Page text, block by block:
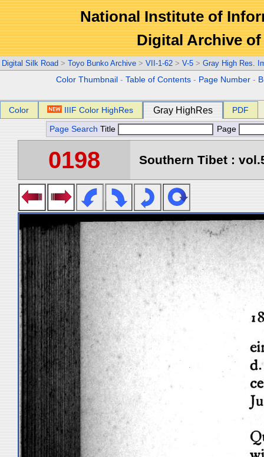
National Institute of
Digital Archive
Digital Silk Road > Toyo Bunko Archive > VII-1-62 > V-5 > Gray High Res.
Color Thumbnail -Table of Contents - Page Number -
Color IIIF Color HighRes Gray HighRes PDF
Page Search Title Page
0198 Southern Tibet :